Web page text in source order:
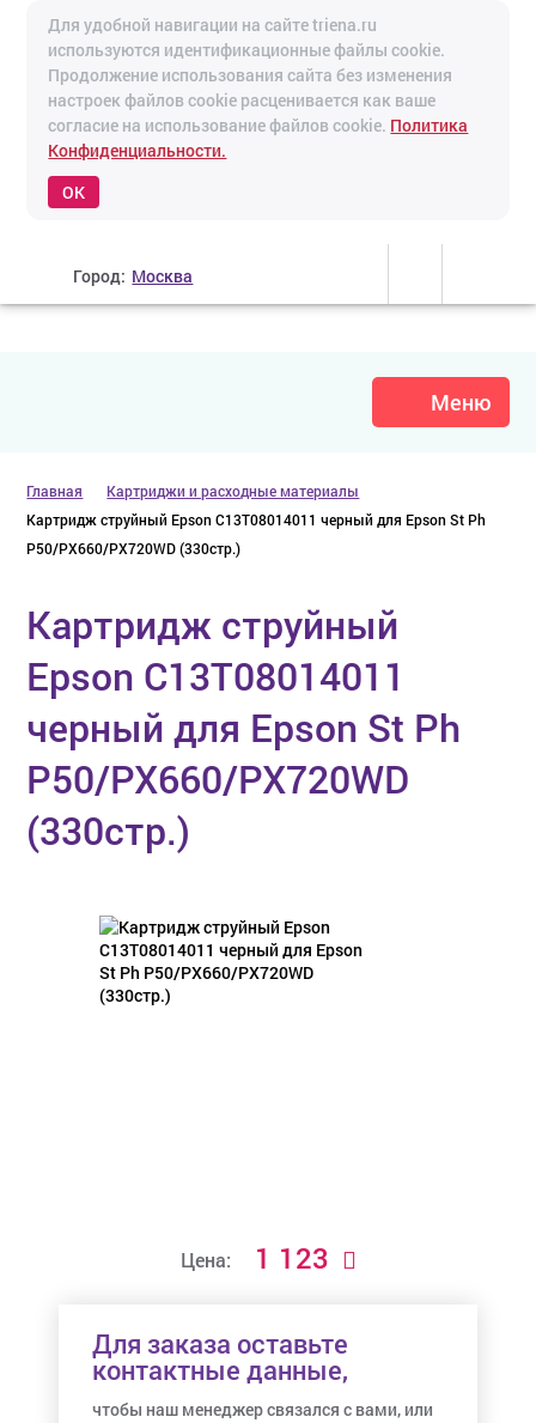
Для удобной навигации на сайте triena.ru
используются идентификационные файлы cookie.
Продолжение использования сайта без изменения
настроек файлов cookie расценивается как ваше
согласие на использование файлов cookie. Политика
Конфиденциальности.
OK
Город: Москва
Меню
Главная
Картриджи и расходные материалы
Картридж струйный Epson C13T08014011 черный для Epson St Ph
P50/PX660/PX720WD (330стр.)
Картридж струйный
Epson C13T08014011
черный для Epson St Ph
P50/PX660/PX720WD
(330стр.)
Цена: 1 123
Для заказа оставьте
контактные данные,
чтобы наш менеджер связался с вами, или